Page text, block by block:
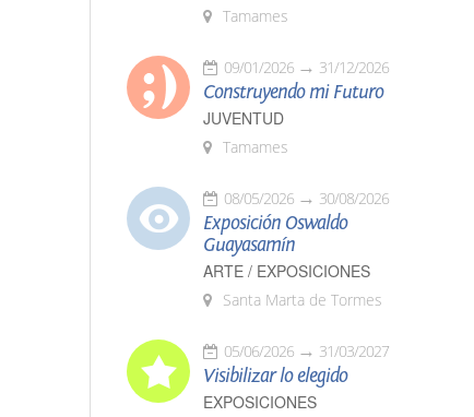
Tamames
09/01/2026 31/12/2026
Construyendo mi Futuro
JUVENTUD
Tamames
08/05/2026 30/08/2026
Exposición Oswaldo
Guayasamín
ARTE / EXPOSICIONES
Santa Marta de Tormes
05/06/2026 31/03/2027
Visibilizar lo elegido
EXPOSICIONES